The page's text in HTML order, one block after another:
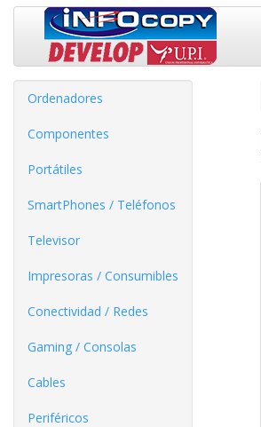
Ordenadores
Componentes
Portátiles
SmartPhones / Teléfonos
Televisor
Impresoras / Consumibles
Conectividad / Redes
Gaming / Consolas
Cables
Periféricos